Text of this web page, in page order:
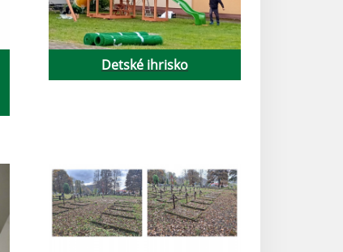
Detské ihrisko